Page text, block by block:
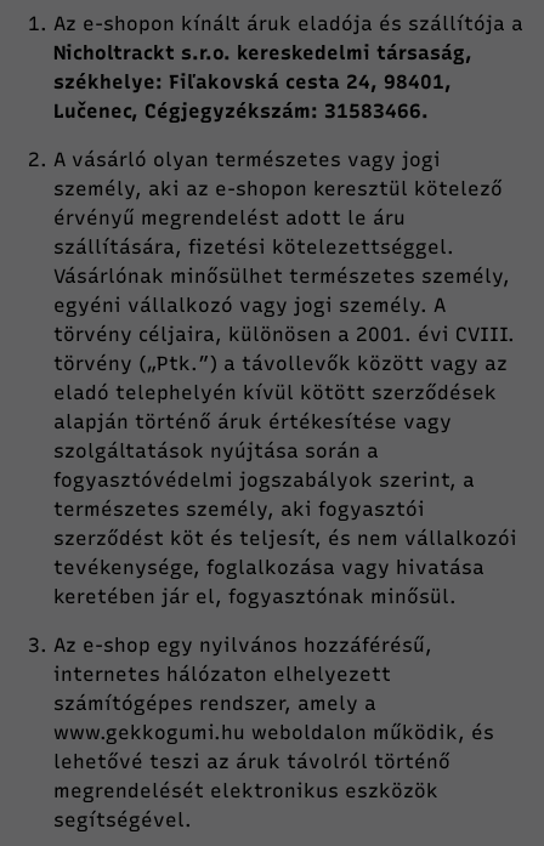
Az e-shopon kínált áruk eladója és szállítója a
Nicholtrackt s.r.o. kereskedelmi társaság,
székhelye: Fiľakovská cesta 24, 98401,
Lučenec, Cégjegyzékszám: 31583466.
A vásárló olyan természetes vagy jogi
személy, aki az e-shopon keresztül kötelező
érvényű megrendelést adott le áru
szállítására, fizetési kötelezettséggel.
Vásárlónak minősülhet természetes személy,
egyéni vállalkozó vagy jogi személy. A
törvény céljaira, különösen a 2001. évi CVIII.
törvény („Ptk.”) a távollevők között vagy az
eladó telephelyén kívül kötött szerződések
alapján történő áruk értékesítése vagy
szolgáltatások nyújtása során a
fogyasztóvédelmi jogszabályok szerint, a
természetes személy, aki fogyasztói
szerződést köt és teljesít, és nem vállalkozói
tevékenysége, foglalkozása vagy hivatása
keretében jár el, fogyasztónak minősül.
Az e-shop egy nyilvános hozzáférésű,
internetes hálózaton elhelyezett
számítógépes rendszer, amely a
www.gekkogumi.hu weboldalon működik, és
lehetővé teszi az áruk távolról történő
megrendelését elektronikus eszközök
segítségével.